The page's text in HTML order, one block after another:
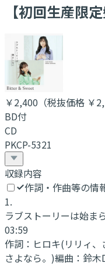
【初回生産限定
￥2,400 （税抜価格 ￥
BD付
CD
PKCP-5321
収録内容
作詞・作曲等の情
1.
ラブストーリーは始ま
03:59
作詞： ヒロキ(リリィ
さよなら。)編曲： 鈴木